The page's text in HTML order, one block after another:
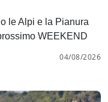
le Alpi e la Pianura
WEEKEND
04/08/2026